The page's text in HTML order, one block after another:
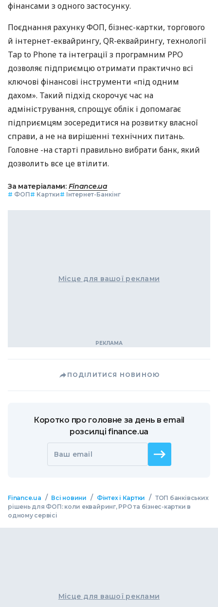
фінансами з одного застосунку.
Поєднання рахунку ФОП, бізнес-картки, торгового
й інтернет-еквайрингу, QR-еквайрингу, технології
Tap to Phone та інтеграції з програмним РРО
дозволяє підприємцю отримати практично всі
ключові фінансові інструменти «під одним
дахом». Такий підхід скорочує час на
адміністрування, спрощує облік і допомагає
підприємцям зосередитися на розвитку власної
справи, а не на вирішенні технічних питань.
Головне -на старті правильно вибрати банк, який
дозволить все це втілити.
За матеріалами: Finance.ua
# ФОП# Картки# Інтернет-Банкінг
Місце для вашої реклами
ПОДІЛИТИСЯ НОВИНОЮ
Коротко про головне за день в email
розсилці finance.ua
Ваш email
Finance.ua / Всі новини / Фінтех і Картки / ТОП банківських
рішень для ФОП: коли еквайринг, РРО та бізнес-картки в
одному сервісі
Місце для вашої реклами